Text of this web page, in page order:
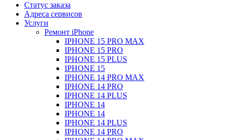
Статус заказа
Адреса сервисов
Услуги
Ремонт iPhone
IPHONE 15 PRO MAX
IPHONE 15 PRO
IPHONE 15 PLUS
IPHONE 15
IPHONE 14 PRO MAX
IPHONE 14 PRO
IPHONE 14 PLUS
IPHONE 14
IPHONE 14
IPHONE 14 PLUS
IPHONE 14 PRO